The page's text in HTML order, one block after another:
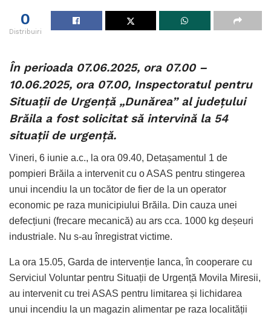
0
Distribuiri
În perioada 07.06.2025, ora 07.00 –
10.06.2025, ora 07.00, Inspectoratul pentru
Situaţii de Urgenţă „Dunărea” al județului
Brăila a fost solicitat să intervină la 54
situații de urgență.
Vineri, 6 iunie a.c., la ora 09.40, Detașamentul 1 de
pompieri Brăila a intervenit cu o ASAS pentru stingerea
unui incendiu la un tocător de fier de la un operator
economic pe raza municipiului Brăila. Din cauza unei
defecțiuni (frecare mecanică) au ars cca. 1000 kg deșeuri
industriale. Nu s-au înregistrat victime.
La ora 15.05, Garda de intervenție Ianca, în cooperare cu
Serviciul Voluntar pentru Situații de Urgență Movila Miresii,
au intervenit cu trei ASAS pentru limitarea și lichidarea
unui incendiu la un magazin alimentar pe raza localității